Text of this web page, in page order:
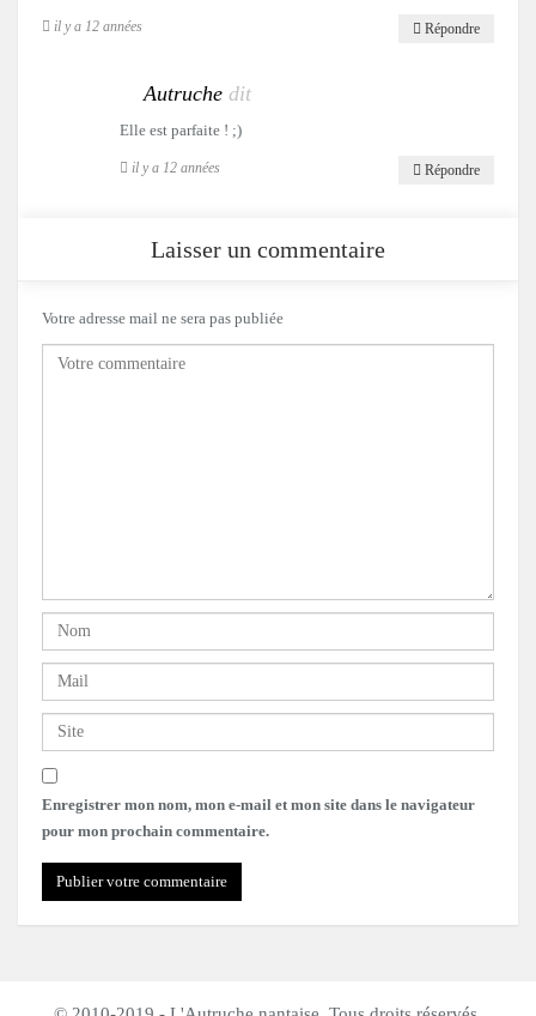
il y a 12 années Répondre
Autruche dit
Elle est parfaite ! ;)
il y a 12 années Répondre
Laisser un commentaire
Votre adresse mail ne sera pas publiée
Enregistrer mon nom, mon e-mail et mon site dans le navigateur
pour mon prochain commentaire.